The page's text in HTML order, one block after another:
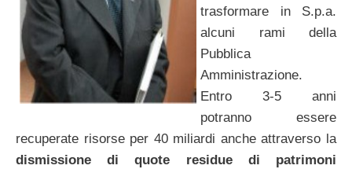
trasformare in S.p.a.
alcuni rami della
Pubblica
Amministrazione.
Entro 3-5 anni
potranno essere
recuperate risorse per 40 miliardi anche attraverso la
dismissione di quote residue di patrimoni